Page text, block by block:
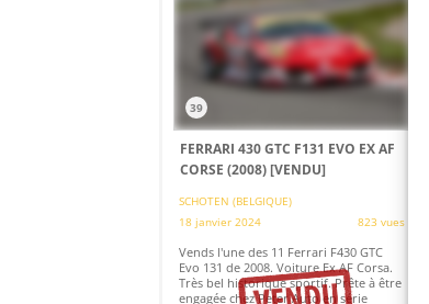
39
FERRARI 430 GTC F131 EVO EX AF
CORSE (2008)[VENDU]
SCHOTEN (BELGIQUE)
18 janvier 2024
823 vues
Vends l'une des 11 Ferrari F430 GTC
Evo 131 de 2008. Voiture Ex AF Corsa.
Très bel historique sportif. Prête à être
engagée chez Peter Auto en série